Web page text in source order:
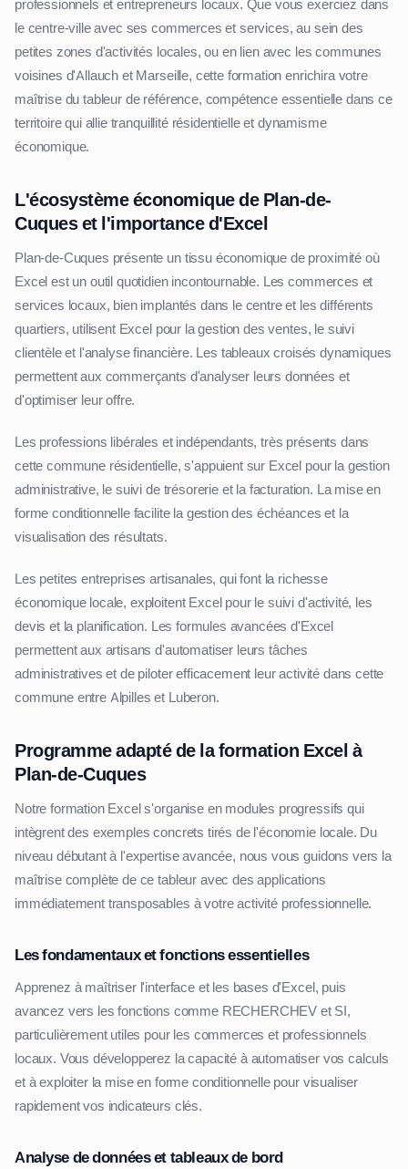
professionnels et entrepreneurs locaux. Que vous exerciez dans
le centre-ville avec ses commerces et services, au sein des
petites zones d'activités locales, ou en lien avec les communes
voisines d'Allauch et Marseille, cette formation enrichira votre
maîtrise du tableur de référence, compétence essentielle dans ce
territoire qui allie tranquillité résidentielle et dynamisme
économique.
L'écosystème économique de Plan-de-
Cuques et l'importance d'Excel
Plan-de-Cuques présente un tissu économique de proximité où
Excel est un outil quotidien incontournable. Les commerces et
services locaux, bien implantés dans le centre et les différents
quartiers, utilisent Excel pour la gestion des ventes, le suivi
clientèle et l'analyse financière. Les tableaux croisés dynamiques
permettent aux commerçants d'analyser leurs données et
d'optimiser leur offre.
Les professions libérales et indépendants, très présents dans
cette commune résidentielle, s'appuient sur Excel pour la gestion
administrative, le suivi de trésorerie et la facturation. La mise en
forme conditionnelle facilite la gestion des échéances et la
visualisation des résultats.
Les petites entreprises artisanales, qui font la richesse
économique locale, exploitent Excel pour le suivi d'activité, les
devis et la planification. Les formules avancées d'Excel
permettent aux artisans d'automatiser leurs tâches
administratives et de piloter efficacement leur activité dans cette
commune entre Alpilles et Luberon.
Programme adapté de la formation Excel à
Plan-de-Cuques
Notre formation Excel s'organise en modules progressifs qui
intègrent des exemples concrets tirés de l'économie locale. Du
niveau débutant à l'expertise avancée, nous vous guidons vers la
maîtrise complète de ce tableur avec des applications
immédiatement transposables à votre activité professionnelle.
Les fondamentaux et fonctions essentielles
Apprenez à maîtriser l'interface et les bases d'Excel, puis
avancez vers les fonctions comme RECHERCHEV et SI,
particulièrement utiles pour les commerces et professionnels
locaux. Vous développerez la capacité à automatiser vos calculs
et à exploiter la mise en forme conditionnelle pour visualiser
rapidement vos indicateurs clés.
Analyse de données et tableaux de bord